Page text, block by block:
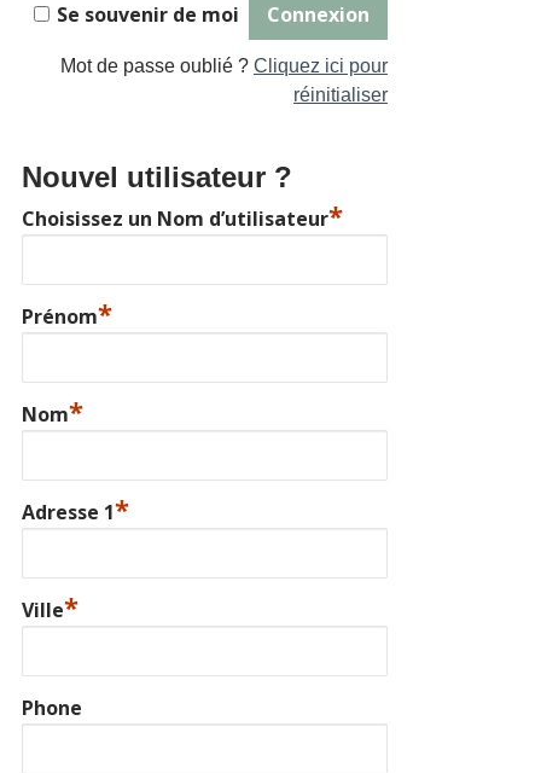
Se souvenir de moi
Mot de passe oublié ? Cliquez ici pour
réinitialiser
Nouvel utilisateur ?
Choisissez un Nom d’utilisateur*
Prénom*
Nom*
Adresse 1*
Ville*
Phone